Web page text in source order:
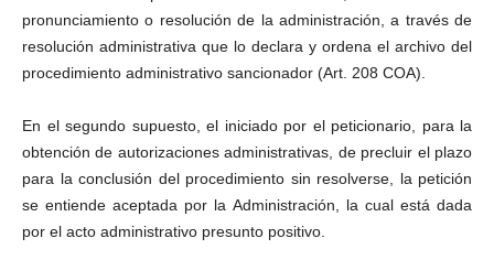
pronunciamiento o resolución de la administración, a través de
resolución administrativa que lo declara y ordena el archivo del
procedimiento administrativo sancionador (Art. 208 COA).
En el segundo supuesto, el iniciado por el peticionario, para la
obtención de autorizaciones administrativas, de precluir el plazo
para la conclusión del procedimiento sin resolverse, la petición
se entiende aceptada por la Administración, la cual está dada
por el acto administrativo presunto positivo.